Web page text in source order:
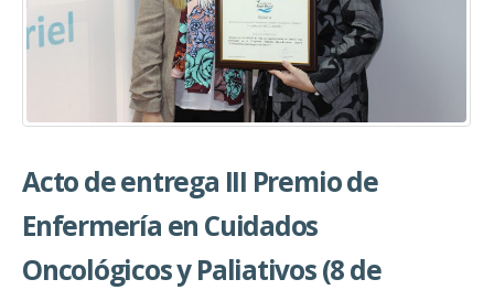
Acto de entrega III Premio de
Enfermería en Cuidados
Oncológicos y Paliativos (8 de